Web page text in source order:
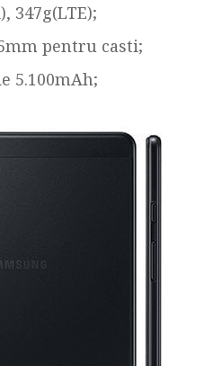
347g(LTE);
pentru casti;
5.100mAh;